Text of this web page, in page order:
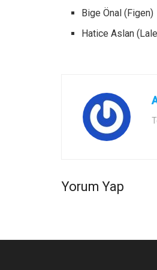
Bige Önal (Figen)
Hatice Aslan
Yorum Yap